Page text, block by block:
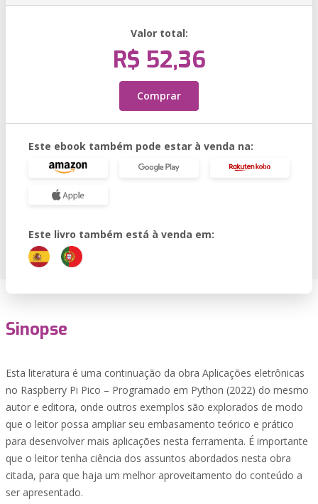
Valor total:
R$ 52,36
Comprar
Este ebook também pode estar à venda na:
Este livro também está à venda em:
Sinopse
Esta literatura é uma continuação da obra Aplicações eletrônicas
no Raspberry Pi Pico – Programado em Python (2022) do mesmo
autor e editora, onde outros exemplos são explorados de modo
que o leitor possa ampliar seu embasamento teórico e prático
para desenvolver mais aplicações nesta ferramenta. É importante
que o leitor tenha ciência dos assuntos abordados nesta obra
citada, para que haja um melhor aproveitamento do conteúdo a
ser apresentado.